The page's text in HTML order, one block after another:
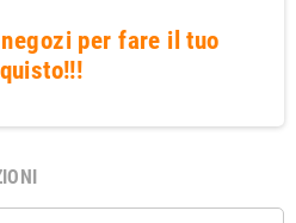
per fare il tuo